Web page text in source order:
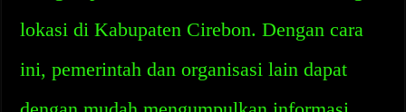
lokasi di Kabupaten Cirebon. Dengan cara
ini, pemerintah dan organisasi lain dapat